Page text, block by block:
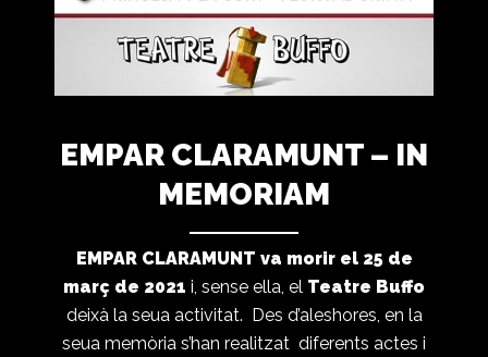
EMPAR CLARAMUNT – IN
MEMORIAM
EMPAR CLARAMUNT va morir el 25 de
març de 2021 i, sense ella, el Teatre Buffo
deixà la seua activitat. Des d’aleshores, en la
seua memòria s’han realitzat diferents actes i